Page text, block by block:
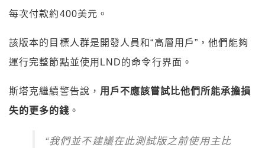
每次付款約400美元。
該版本的目標人群是開發人員和“高層用戶”，他們能夠
運行完整節點並使用LND的命令行界面。
斯塔克繼續警告說， 用戶不應該嘗試比他們所能承擔損
失的更多的錢 。
“我們並不建議在此測試版之前使用主比